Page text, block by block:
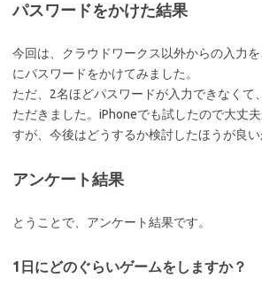
パスワードをかけた結果
今回は、クラウドワークス以外からの入力
にパスワードをかけてみました。
ただ、2名ほどパスワードが入力できなくて
ただきました。iPhoneでも試したので大丈
すが、今後はどうするか検討したほうが良い
アンケート結果
とうことで、アンケート結果です。
1日にどのぐらいゲームをしますか？